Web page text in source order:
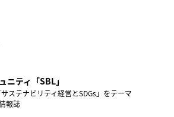
ニティ「SBL」
ステナビリティ経営とSDGs」をテーマ
報誌